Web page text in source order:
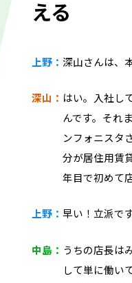
える
上野： 深山さんは、
深山： はい。入社し
んです。それ
ンフォニスタ
分が居住用賃
年目で初めて
上野： 早い！立派です
中島： うちの店長は
して単に働い